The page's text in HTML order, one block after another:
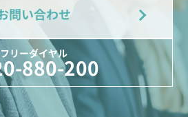
問い合わせ
フリーダイヤル
880-200